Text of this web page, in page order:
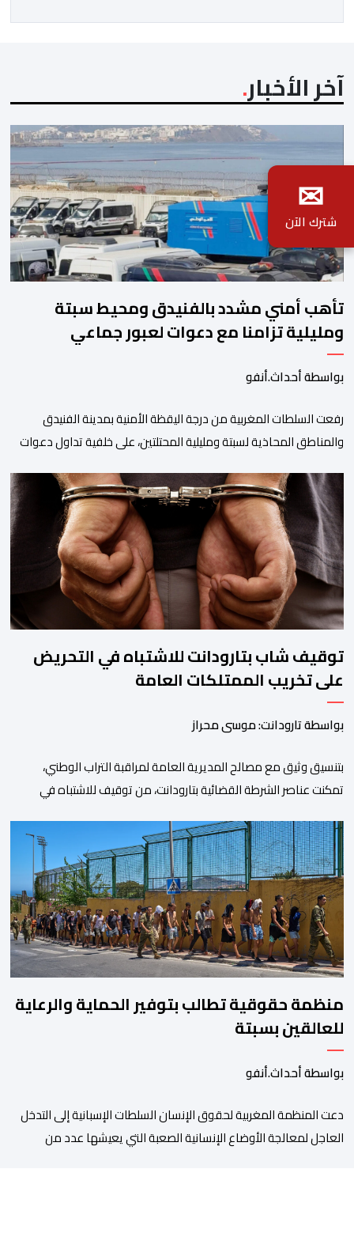
وزير العلاقات الخارجية عمر بولا إسكوبار. وبهذه المناسبة،
آخر الأخبار
تأهب أمني مشدد بالفنيدق ومحيط سبتة
ومليلية تزامنا مع دعوات لعبور جماعي
بواسطة أحداث.أنفو
رفعت السلطات المغربية من درجة اليقظة الأمنية بمدينة الفنيدق
والمناطق المحاذية لسبتة ومليلية المحتلتين، على خلفية تداول دعوات
للوصول إلى المدينتين يوم 15 غشت الجاري. وعرفت المناطق الشمالية
خلال الساعات الأخيرة انتشارا أمنيا مكثفا، خاصة بالمحاور الطرقية
المؤدية إلى الفنيدق، حيث جرى تعزيز الدوريات وإقامة […]
توقيف شاب بتارودانت للاشتباه في التحريض
على تخريب الممتلكات العامة
بواسطة تارودانت: موسى محراز
بتنسيق وثيق مع مصالح المديرية العامة لمراقبة التراب الوطني،
تمكنت عناصر الشرطة القضائية بتارودانت، من توقيف للاشتباه في
ممتلكات الدولة، وذلك على خلفية دعوات للاحتجاج جرى تداولها عبر
مواقع التواصل الاجتماعي تحت اسم ما بات يعرف بـ” Genz212
“.وبحسب المعطيات المتوفرة، جاء توقيف المعني بالأمر […]
منظمة حقوقية تطالب بتوفير الحماية والرعاية
للعالقين بسبتة
بواسطة أحداث.أنفو
دعت المنظمة المغربية لحقوق الإنسان السلطات الإسبانية إلى التدخل
العاجل لمعالجة الأوضاع الإنسانية الصعبة التي يعيشها عدد من
✉
شترك الآن